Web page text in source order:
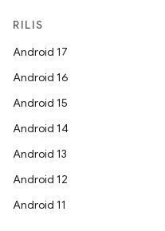
RILIS
Android 17
Android 16
Android 15
Android 14
Android 13
Android 12
Android 11